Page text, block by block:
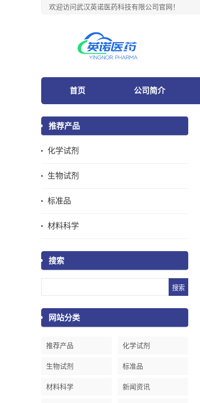
欢迎访问武汉英诺医药科技有限公司官网！
首页 公司简介
推荐产品
化学试剂
生物试剂
标准品
材料科学
搜索
网站分类
推荐产品 化学试剂
生物试剂 标准品
材料科学 新闻资讯